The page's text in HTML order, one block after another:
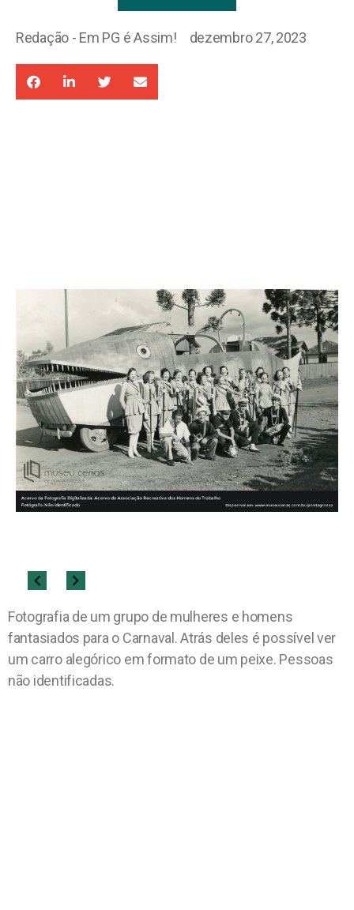
Redação - Em PG é Assim! dezembro 27, 2023
Fotografia de um grupo de mulheres e homens
fantasiados para o Carnaval. Atrás deles é possível ver
um carro alegórico em formato de um peixe. Pessoas
não identificadas.